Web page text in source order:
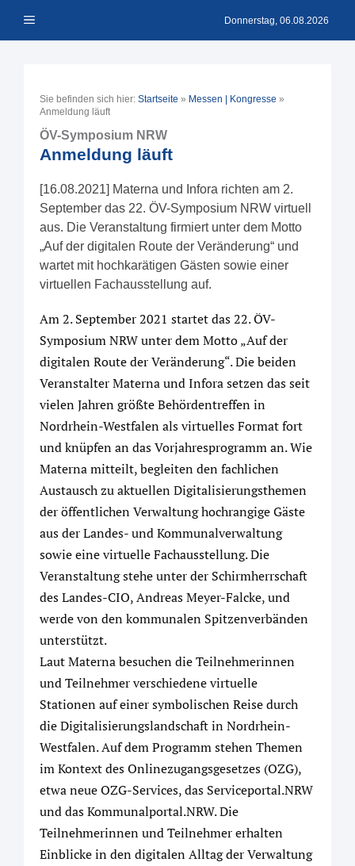
Inhalt Menü Donnerstag, 06.08.2026
Sie befinden sich hier: Startseite » Messen | Kongresse »
Anmeldung läuft
ÖV-Symposium NRW
Anmeldung läuft
[16.08.2021] Materna und Infora richten am 2.
September das 22. ÖV-Symposium NRW virtuell
aus. Die Veranstaltung firmiert unter dem Motto
„Auf der digitalen Route der Veränderung“ und
wartet mit hochkarätigen Gästen sowie einer
virtuellen Fachausstellung auf.
Am 2. September 2021 startet das 22. ÖV-
Symposium NRW unter dem Motto „Auf der
digitalen Route der Veränderung“. Die beiden
Veranstalter Materna und Infora setzen das seit
vielen Jahren größte Behördentreffen in
Nordrhein-Westfalen als virtuelles Format fort
und knüpfen an das Vorjahresprogramm an. Wie
Materna mitteilt, begleiten den fachlichen
Austausch zu aktuellen Digitalisierungsthemen
der öffentlichen Verwaltung hochrangige Gäste
aus der Landes- und Kommunalverwaltung
sowie eine virtuelle Fachausstellung. Die
Veranstaltung stehe unter der Schirmherrschaft
des Landes-CIO, Andreas Meyer-Falcke, und
werde von den kommunalen Spitzenverbänden
unterstützt.
Laut Materna besuchen die Teilnehmerinnen
und Teilnehmer verschiedene virtuelle
Stationen auf einer symbolischen Reise durch
die Digitalisierungslandschaft in Nordrhein-
Westfalen. Auf dem Programm stehen Themen
im Kontext des Onlinezugangsgesetzes (OZG),
etwa neue OZG-Services, das Serviceportal.NRW
und das Kommunalportal.NRW. Die
Teilnehmerinnen und Teilnehmer erhalten
Einblicke in den digitalen Alltag der Verwaltung